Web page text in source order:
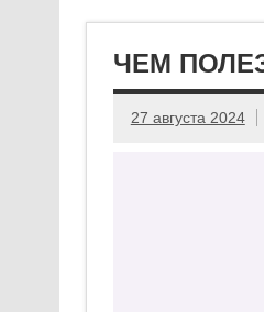
ЧЕМ
27 августа 2024